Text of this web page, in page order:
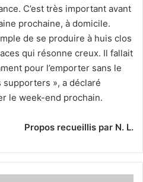
C’est très important avant
prochaine, à domicile.
de se produire à huis clos
qui résonne creux. Il fallait
pour l’emporter sans le
», a déclaré
le week-end prochain.
Propos recueillis par N. L.